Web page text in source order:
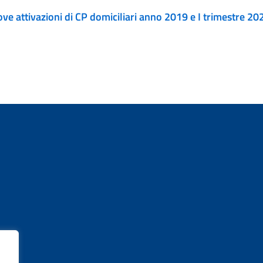
attivazioni di CP domiciliari anno 2019 e I trimestre